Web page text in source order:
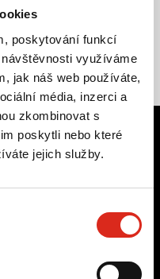
poskytování funkcí
využíváme
jak náš web používáte,
média, inzerci a
zkombinovat s
poskytli nebo které
jejich služby.